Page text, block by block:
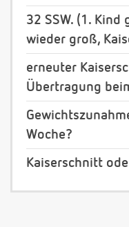
32 SSW. (1. Kind
wieder groß,
erneuter
Übertragung
Woche?
Kaiserschnitt